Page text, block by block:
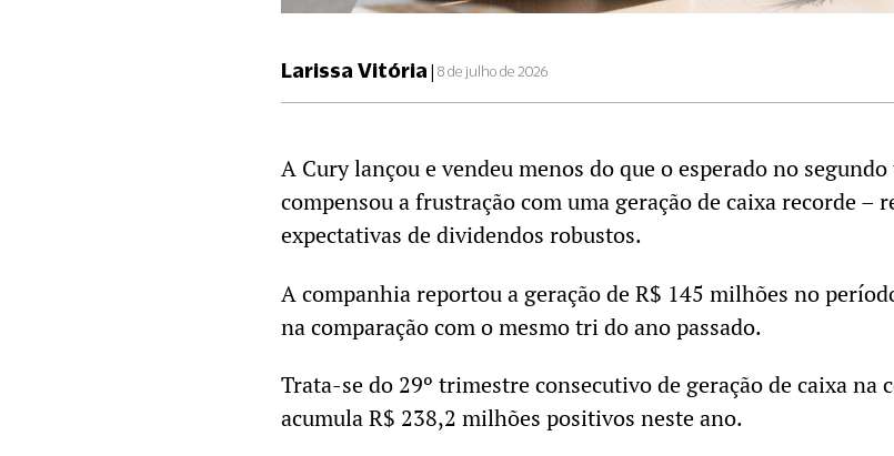
Larissa Vitória| 8 de julho de 2026
A Cury lançou e vendeu menos do que o esperado no
compensou a frustração com uma geração de caixa recorde –
expectativas de dividendos robustos.
A companhia reportou a geração de R$ 145 milhões no
na comparação com o mesmo tri do ano passado.
Trata-se do 29º trimestre consecutivo de geração de caixa na
acumula R$ 238,2 milhões positivos neste ano.